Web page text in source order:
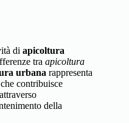
di apicoltura
tra apicoltura
urbana rappresenta
contribuisce
della